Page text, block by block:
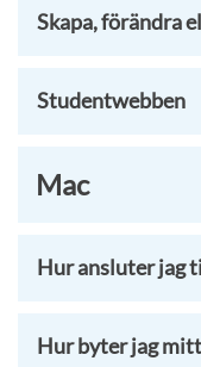
Skapa, förändra
Studentwebben
Mac
Hur ansluter jag
Hur byter jag